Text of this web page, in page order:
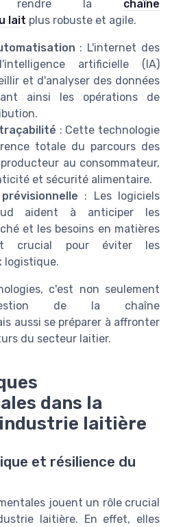
rendre la chaîne
lait plus robuste et agile.
: L'internet des
artificielle (IA)
et d'analyser des données
ainsi les opérations de
: Cette technologie
totale du parcours des
au consommateur,
et sécurité alimentaire.
: Les logiciels
aident à anticiper les
et les besoins en matières
crucial pour éviter les
logistique.
c'est non seulement
de la chaîne
aussi se préparer à affronter
du secteur laitier.
dans la
laitière
et résilience du
jouent un rôle crucial
laitière. En effet, elles